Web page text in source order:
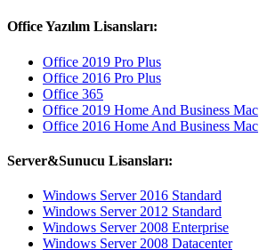
Office Yazılım Lisansları:
Office 2019 Pro Plus
Office 2016 Pro Plus
Office 365
Office 2019 Home And Business Mac
Office 2016 Home And Business Mac
Server&Sunucu Lisansları:
Windows Server 2016 Standard
Windows Server 2012 Standard
Windows Server 2008 Enterprise
Windows Server 2008 Datacenter